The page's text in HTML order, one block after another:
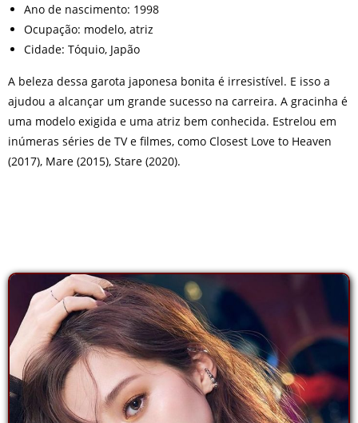
Ano de nascimento: 1998
Ocupação: modelo, atriz
Cidade: Tóquio, Japão
A beleza dessa garota japonesa bonita é irresistível. E isso a
ajudou a alcançar um grande sucesso na carreira. A gracinha é
uma modelo exigida e uma atriz bem conhecida. Estrelou em
inúmeras séries de TV e filmes, como Closest Love to Heaven
(2017), Mare (2015), Stare (2020).